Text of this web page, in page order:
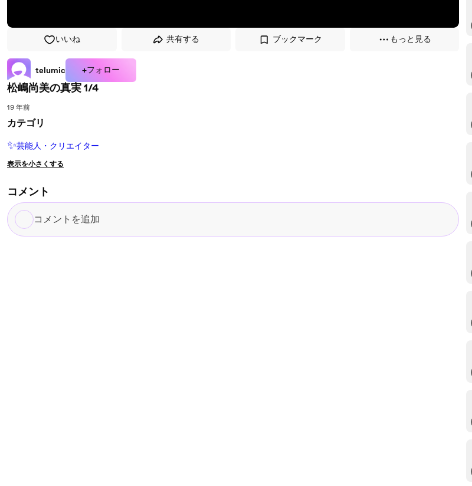
いいね 共有する ブックマーク もっと見る
telumic +フォロー
松嶋尚美の真実 1/4
19 年前
カテゴリ
✨芸能人・クリエイター
表示を小さくする
コメント
コ
メ